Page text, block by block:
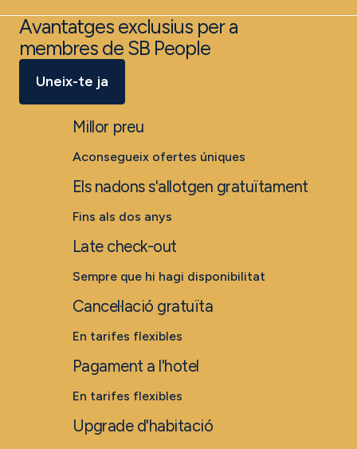
Avantatges exclusius per a
membres de SB People
Uneix-te ja
Millor preu
Aconsegueix ofertes úniques
Els nadons s'allotgen gratuïtament
Fins als dos anys
Late check-out
Sempre que hi hagi disponibilitat
Cancel·lació gratuïta
En tarifes flexibles
Pagament a l'hotel
En tarifes flexibles
Upgrade d'habitació